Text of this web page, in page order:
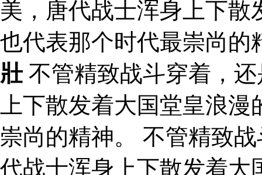
美，唐代战士浑身上下
也代表那个时代最崇尚
壯不管精致战斗穿着，
上下散发着大国堂皇浪
崇尚的精神。 不管精致
代战士浑身上下散发着大